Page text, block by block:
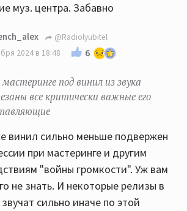
муз. центра. Забавно
@Radiolyubitel
2024 в 18:48
6
под винил из звука
все критически важные его
винил сильно меньше подвержен
при мастеринге и другим
"войны громкости". Уж вам
не знать. И некоторые релизы в
сильно иначе по этой